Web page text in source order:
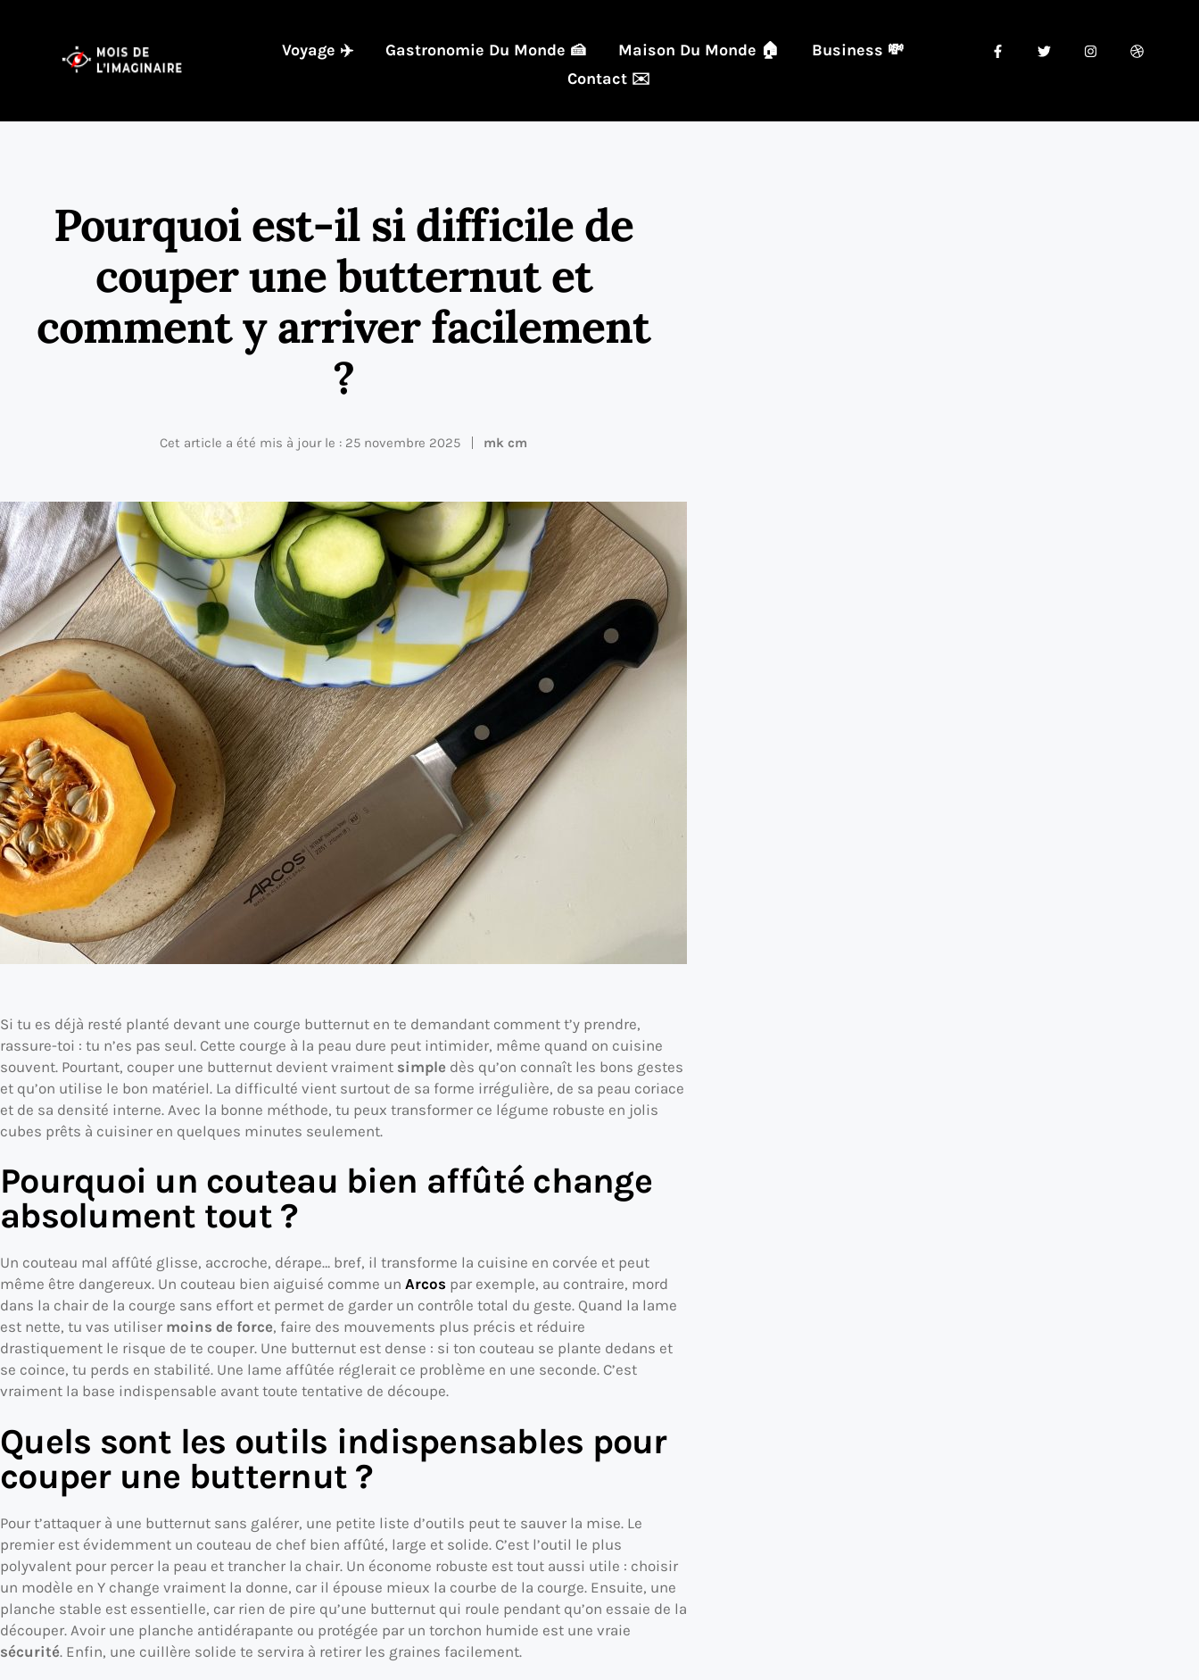
Voyage ✈️ Gastronomie Du Monde 🍰 Maison Du Monde 🏠
Business 💸
Contact ✉️
Pourquoi est-il si difficile de
couper une butternut et
comment y arriver facilement
?
Cet article a été mis à jour le : 25 novembre 2025 mk cm
Si tu es déjà resté planté devant une courge butternut en te demandant comment t’y prendre,
rassure-toi : tu n’es pas seul. Cette courge à la peau dure peut intimider, même quand on cuisine
souvent. Pourtant, couper une butternut devient vraiment simple dès qu’on connaît les bons gestes
et qu’on utilise le bon matériel. La difficulté vient surtout de sa forme irrégulière, de sa peau coriace
et de sa densité interne. Avec la bonne méthode, tu peux transformer ce légume robuste en jolis
cubes prêts à cuisiner en quelques minutes seulement.
Pourquoi un couteau bien affûté change
absolument tout ?
Un couteau mal affûté glisse, accroche, dérape… bref, il transforme la cuisine en corvée et peut
même être dangereux. Un couteau bien aiguisé comme un Arcos par exemple, au contraire, mord
dans la chair de la courge sans effort et permet de garder un contrôle total du geste. Quand la lame
est nette, tu vas utiliser moins de force, faire des mouvements plus précis et réduire
drastiquement le risque de te couper. Une butternut est dense : si ton couteau se plante dedans et
se coince, tu perds en stabilité. Une lame affûtée réglerait ce problème en une seconde. C’est
vraiment la base indispensable avant toute tentative de découpe.
Quels sont les outils indispensables pour
couper une butternut ?
Pour t’attaquer à une butternut sans galérer, une petite liste d’outils peut te sauver la mise. Le
premier est évidemment un couteau de chef bien affûté, large et solide. C’est l’outil le plus
polyvalent pour percer la peau et trancher la chair. Un économe robuste est tout aussi utile : choisir
un modèle en Y change vraiment la donne, car il épouse mieux la courbe de la courge. Ensuite, une
planche stable est essentielle, car rien de pire qu’une butternut qui roule pendant qu’on essaie de la
découper. Avoir une planche antidérapante ou protégée par un torchon humide est une vraie
sécurité. Enfin, une cuillère solide te servira à retirer les graines facilement.